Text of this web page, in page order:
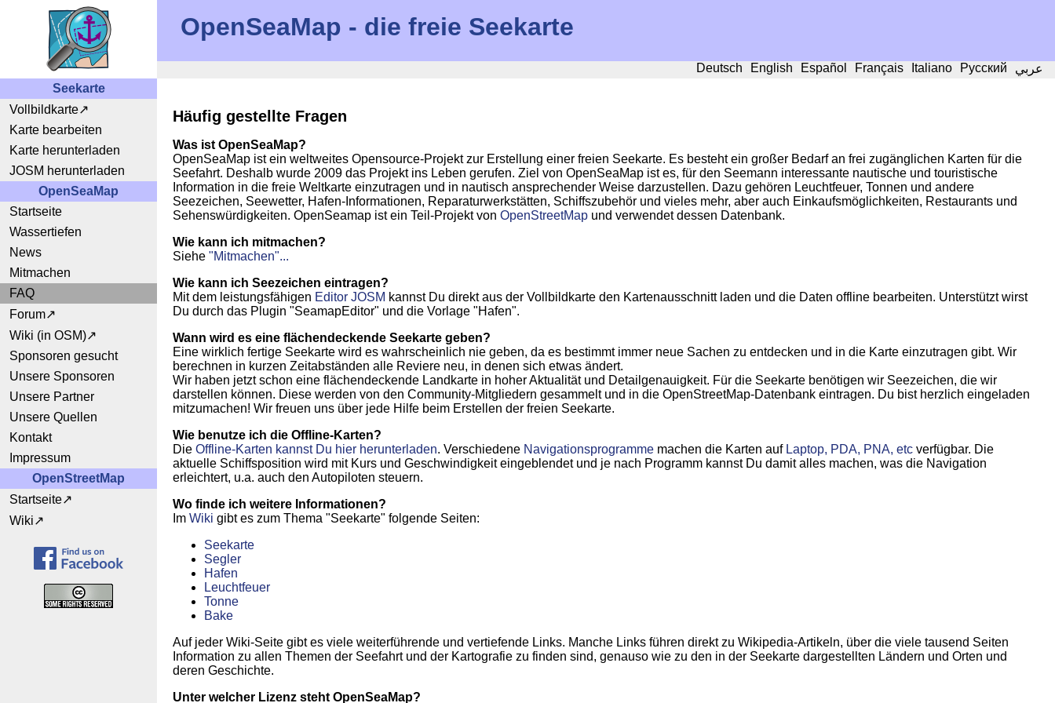
OpenSeaMap - die freie Seekarte
Deutsch English Español Français Italiano Русский
عربي
Seekarte
Vollbildkarte
Karte bearbeiten
Karte herunterladen
JOSM herunterladen
OpenSeaMap
Startseite
Wassertiefen
News
Mitmachen
FAQ
Forum
Wiki (in OSM)
Sponsoren gesucht
Unsere Sponsoren
Unsere Partner
Unsere Quellen
Kontakt
Impressum
OpenStreetMap
Startseite
Wiki
Häufig gestellte Fragen
Was ist OpenSeaMap?
OpenSeaMap ist ein weltweites Opensource-Projekt zur Erstellung einer freien Seekarte. Es besteht ein großer Bedarf an frei zugänglichen Karten für die
Seefahrt. Deshalb wurde 2009 das Projekt ins Leben gerufen. Ziel von OpenSeaMap ist es, für den Seemann interessante nautische und touristische
Information in die freie Weltkarte einzutragen und in nautisch ansprechender Weise darzustellen. Dazu gehören Leuchtfeuer, Tonnen und andere
Seezeichen, Seewetter, Hafen-Informationen, Reparaturwerkstätten, Schiffszubehör und vieles mehr, aber auch Einkaufsmöglichkeiten, Restaurants und
Sehenswürdigkeiten. OpenSeamap ist ein Teil-Projekt von OpenStreetMap und verwendet dessen Datenbank.
Wie kann ich mitmachen?
Siehe "Mitmachen"...
Wie kann ich Seezeichen eintragen?
Mit dem leistungsfähigen Editor JOSM kannst Du direkt aus der Vollbildkarte den Kartenausschnitt laden und die Daten offline bearbeiten. Unterstützt wirst
Du durch das Plugin "SeamapEditor" und die Vorlage "Hafen".
Wann wird es eine flächendeckende Seekarte geben?
Eine wirklich fertige Seekarte wird es wahrscheinlich nie geben, da es bestimmt immer neue Sachen zu entdecken und in die Karte einzutragen gibt. Wir
berechnen in kurzen Zeitabständen alle Reviere neu, in denen sich etwas ändert.
Wir haben jetzt schon eine flächendeckende Landkarte in hoher Aktualität und Detailgenauigkeit. Für die Seekarte benötigen wir Seezeichen, die wir
darstellen können. Diese werden von den Community-Mitgliedern gesammelt und in die OpenStreetMap-Datenbank eintragen. Du bist herzlich eingeladen
mitzumachen! Wir freuen uns über jede Hilfe beim Erstellen der freien Seekarte.
Wie benutze ich die Offline-Karten?
Die Offline-Karten kannst Du hier herunterladen. Verschiedene Navigationsprogramme machen die Karten auf Laptop, PDA, PNA, etc verfügbar. Die
aktuelle Schiffsposition wird mit Kurs und Geschwindigkeit eingeblendet und je nach Programm kannst Du damit alles machen, was die Navigation
erleichtert, u.a. auch den Autopiloten steuern.
Wo finde ich weitere Informationen?
Im Wiki gibt es zum Thema "Seekarte" folgende Seiten:
Seekarte
Segler
Hafen
Leuchtfeuer
Tonne
Bake
Auf jeder Wiki-Seite gibt es viele weiterführende und vertiefende Links. Manche Links führen direkt zu Wikipedia-Artikeln, über die viele tausend Seiten
Information zu allen Themen der Seefahrt und der Kartografie zu finden sind, genauso wie zu den in der Seekarte dargestellten Ländern und Orten und
deren Geschichte.
Unter welcher Lizenz steht OpenSeaMap?